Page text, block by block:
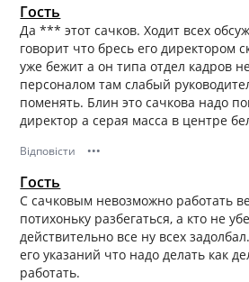
Гость
Да *** этот сачков. Ходит всех
говорит что бресь его директором
уже бежит а он типа отдел кадров
персоналом там слабый
поменять. Блин это сачкова надо
директор а серая масса в центре
Відповісти •••
Гость
С сачковым невозможно работать
потихоньку разбегаться, а кто не
действительно все ну всех
его указаний что надо делать как
работать.